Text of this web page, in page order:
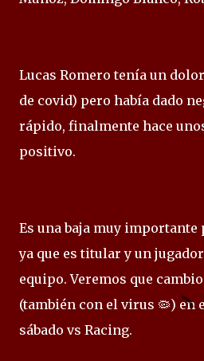
Lucas Romero tenía un
de covid) pero había dado
rápido, finalmente hace
positivo.
Es una baja muy importante
ya que es titular y un
equipo. Veremos que
(también con el virus 🦠) en
sábado vs Racing.